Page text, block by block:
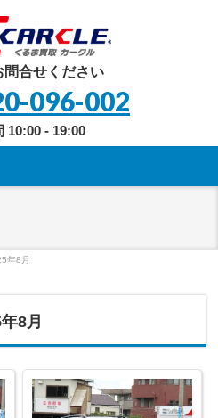
問合せください
096-002
10:00 - 19:00
年8月
8月